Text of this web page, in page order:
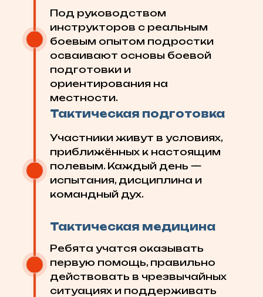
Под руководством
инструкторов с реальным
боевым опытом подростки
осваивают основы боевой
подготовки и
ориентирования на
местности.
Тактическая подготовка
Участники живут в условиях,
приближённых к настоящим
полевым. Каждый день —
испытания, дисциплина и
командный дух.
Ребята учатся оказывать
первую помощь, правильно
действовать в чрезвычайных
ситуациях и поддерживать
Тактическая медицина